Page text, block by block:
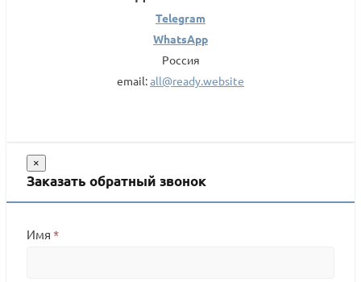
Telegram
WhatsApp
Россия
email:all@ready.website
×
Заказать обратный звонок
Имя *